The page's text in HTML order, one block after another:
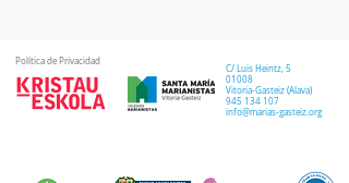
Política de Privacidad
C/ Luis Heintz, 5
01008
Vitoria-Gasteiz (Alava)
945 134 107
info@marias-gasteiz.org